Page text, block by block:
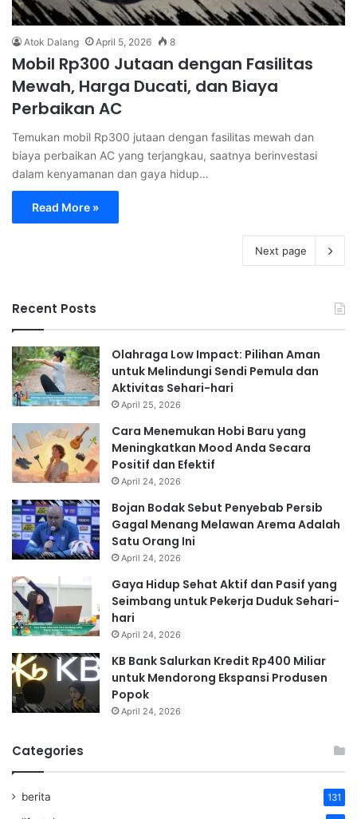
Atok Dalang April 5, 2026 8
Mobil Rp300 Jutaan dengan Fasilitas
Mewah, Harga Ducati, dan Biaya
Perbaikan AC
Temukan mobil Rp300 jutaan dengan fasilitas mewah dan
biaya perbaikan AC yang terjangkau, saatnya berinvestasi
dalam kenyamanan dan gaya hidup…
Read More »
Next page
Recent Posts
Olahraga Low Impact: Pilihan Aman
untuk Melindungi Sendi Pemula dan
Aktivitas Sehari-hari
April 25, 2026
Cara Menemukan Hobi Baru yang
Meningkatkan Mood Anda Secara
Positif dan Efektif
April 24, 2026
Bojan Bodak Sebut Penyebab Persib
Gagal Menang Melawan Arema Adalah
Satu Orang Ini
April 24, 2026
Gaya Hidup Sehat Aktif dan Pasif yang
Seimbang untuk Pekerja Duduk Sehari-
hari
April 24, 2026
KB Bank Salurkan Kredit Rp400 Miliar
untuk Mendorong Ekspansi Produsen
Popok
April 24, 2026
Categories
berita 131